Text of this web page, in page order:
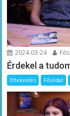
2024-03-24
Érdekel a
Eltekintés Főoldal